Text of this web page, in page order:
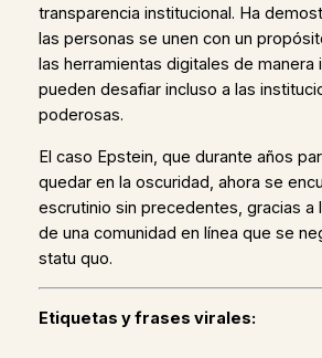
transparencia institucional. Ha
las personas se unen con un
las herramientas digitales de manera
pueden desafiar incluso a las
poderosas.
El caso Epstein, que durante años
quedar en la oscuridad, ahora se
escrutinio sin precedentes, gracias a
de una comunidad en línea que se
statu quo.
Etiquetas y frases virales: